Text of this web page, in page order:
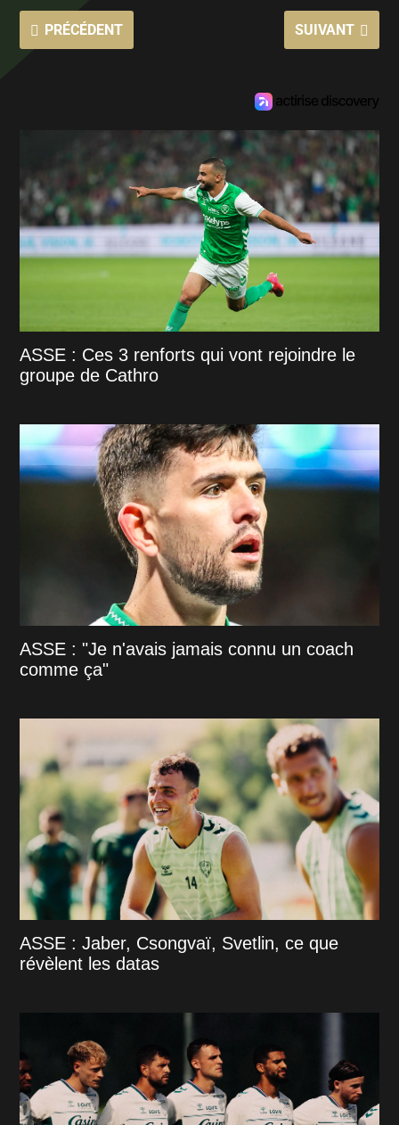
PRÉCÉDENT SUIVANT
ASSE : Ces 3 renforts qui vont rejoindre le
groupe de Cathro
ASSE : "Je n'avais jamais connu un coach
comme ça"
ASSE : Jaber, Csongvaï, Svetlin, ce que
révèlent les datas